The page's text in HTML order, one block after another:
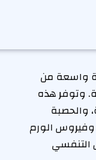
واسعة من
وتوفر هذه
والحصبة
وفيروس الورم
التنفسي